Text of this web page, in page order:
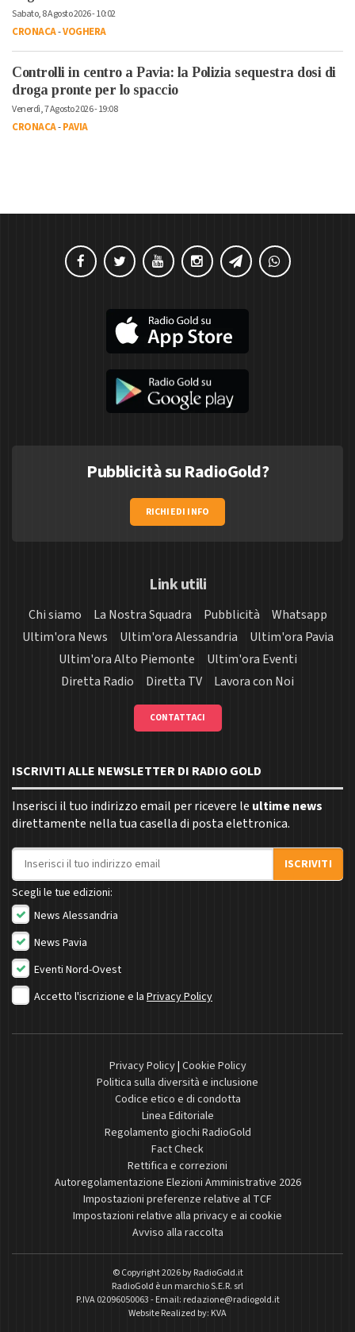
Sabato, 8 Agosto 2026 - 10:02
CRONACA-VOGHERA
Controlli in centro a Pavia: la Polizia sequestra dosi di
droga pronte per lo spaccio
Venerdì, 7 Agosto 2026 - 19:08
CRONACA-PAVIA
Pubblicità su RadioGold?
RICHIEDI INFO
Link utili
Chi siamo La Nostra Squadra Pubblicità
Whatsapp
Ultim'ora News
Ultim'ora Alessandria
Ultim'ora Pavia
Ultim'ora Alto Piemonte
Ultim'ora Eventi
Diretta Radio
Diretta TV Lavora con Noi
CONTATTACI
ISCRIVITI ALLE NEWSLETTER DI RADIO GOLD
Inserisci il tuo indirizzo email per ricevere le ultime news
direttamente nella tua casella di posta elettronica.
Indirizzo email
ISCRIVITI
Scegli le tue edizioni:
News Alessandria
News Pavia
Eventi Nord-Ovest
Accetto l'iscrizione e la Privacy Policy
Privacy Policy| Cookie Policy
Politica sulla diversità e inclusione
Codice etico e di condotta
Linea Editoriale
Regolamento giochi RadioGold
Fact Check
Rettifica e correzioni
Autoregolamentazione Elezioni Amministrative 2026
Impostazioni preferenze relative al TCF
Impostazioni relative alla privacy e ai cookie
Avviso alla raccolta
© Copyright 2026 byRadioGold.it
RadioGold è un marchio S.E.R. srl
P.IVA 02096050063 - Email: redazione@radiogold.it
Website Realized by: KVA